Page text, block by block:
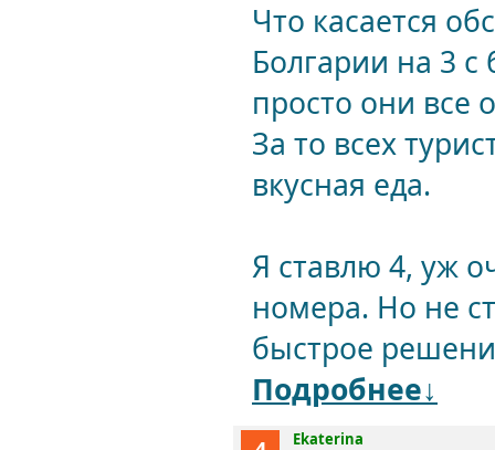
Что касается
Болгарии на 3
просто они все
За то всех
вкусная еда.
Я ставлю 4, уж
номера. Но не
быстрое
Подробнее↓
Ekaterina